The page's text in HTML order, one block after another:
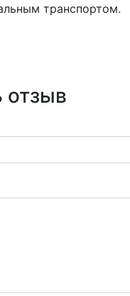
транспортом.
отзыв